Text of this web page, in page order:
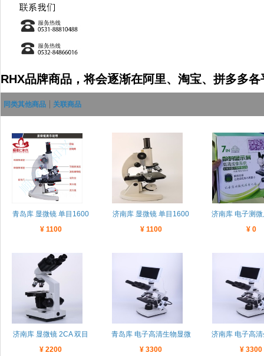
RHX品牌商品，将会逐渐在阿里、淘宝、拼多多
同类其他商品 关联商品
青岛库 显微镜 单目1600
倍 电光源 超高性价比
¥ 1100
济南库 显微镜 单目1600
倍 电光源 超高性价比
¥ 1100
济南库 电子测
目镜40倍 7寸显
¥ 0
济南库 显微镜 2CA 双目
1600倍 电光源 RHX（泡
¥ 2200
青岛库 电子高清生物显微
镜/体视 二合一 三目 1600
¥ 3300
济南库 电子高
镜/体视 二合一
¥ 3300